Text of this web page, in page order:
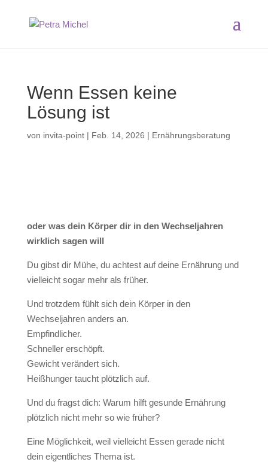
Wenn Essen keine
Lösung ist
von invita-point| Feb. 14, 2026 | Ernährungsberatung
oder was dein Körper dir in den Wechseljahren
wirklich sagen will
Du gibst dir Mühe, du achtest auf deine Ernährung und
vielleicht sogar mehr als früher.
Und trotzdem fühlt sich dein Körper in den
Wechseljahren anders an.
Empfindlicher.
Schneller erschöpft.
Gewicht verändert sich.
Heißhunger taucht plötzlich auf.
Und du fragst dich: Warum hilft gesunde Ernährung
plötzlich nicht mehr so wie früher?
Eine Möglichkeit, weil vielleicht Essen gerade nicht
dein eigentliches Thema ist.